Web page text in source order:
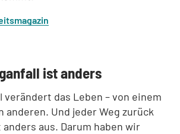
ist anders
verändert das Leben – von einem
anderen. Und jeder Weg zurück
aus. Darum haben wir